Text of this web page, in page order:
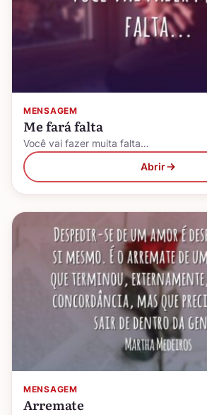
MENSAGEM
Me fará falta
Você vai fazer muita falta…
Abrir
MENSAGEM
Arremate